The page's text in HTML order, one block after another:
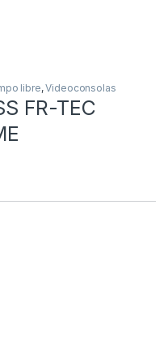
libre,Videoconsolas
FR-TEC